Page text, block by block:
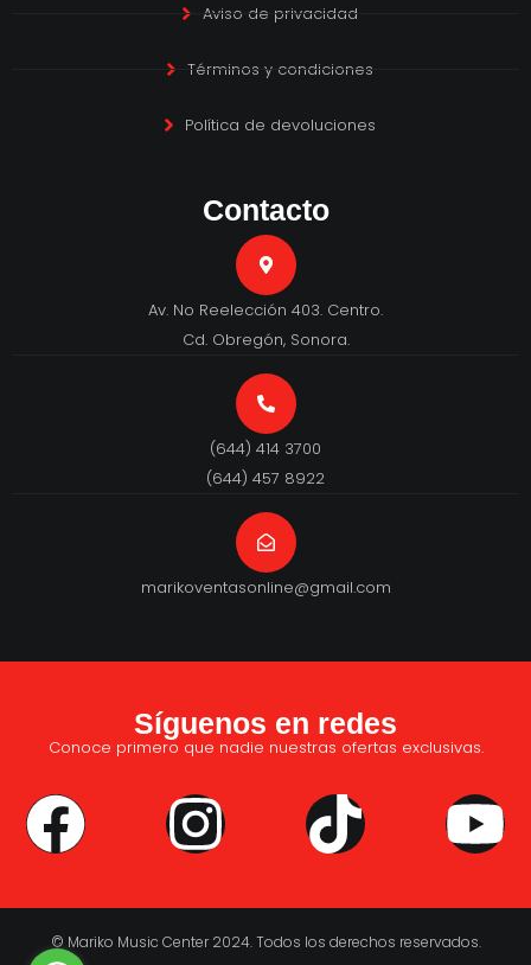
Aviso de privacidad
Términos y condiciones
Política de devoluciones
Contacto
Av. No Reelección 403. Centro.
Cd. Obregón, Sonora.
(644) 414 3700
(644) 457 8922
marikoventasonline@gmail.com
Síguenos en redes
Conoce primero que nadie nuestras ofertas exclusivas.
© Mariko Music Center 2024. Todos los derechos reservados.